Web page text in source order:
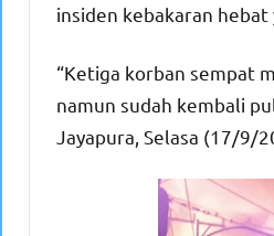
insiden kebakaran
“Ketiga korban sempat
namun sudah kembali
Jayapura, Selasa (17/9/